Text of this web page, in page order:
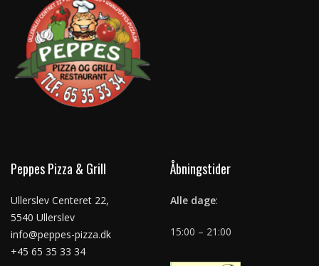
Peppes Pizza & Grill
Ullerslev Centeret 22,
5540 Ullerslev
info@peppes-pizza.dk
+45 65 35 33 34
Åbningstider
Alle dage:
15:00 – 21:00